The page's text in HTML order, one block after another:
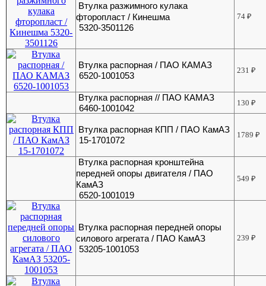
Втулка разжимного кулака
фторопласт / Кинешма
5320-3501126
74₽
Втулка распорная / ПАО КАМАЗ
6520-1001053
231₽
Втулка распорная // ПАО КАМАЗ
6460-1001042
130₽
Втулка распорная КПП / ПАО КамАЗ
15-1701072
1789₽
Втулка распорная кронштейна
передней опоры двигателя / ПАО
КамАЗ
6520-1001019
549₽
Втулка распорная передней опоры
силового агрегата / ПАО КамАЗ
53205-1001053
239₽